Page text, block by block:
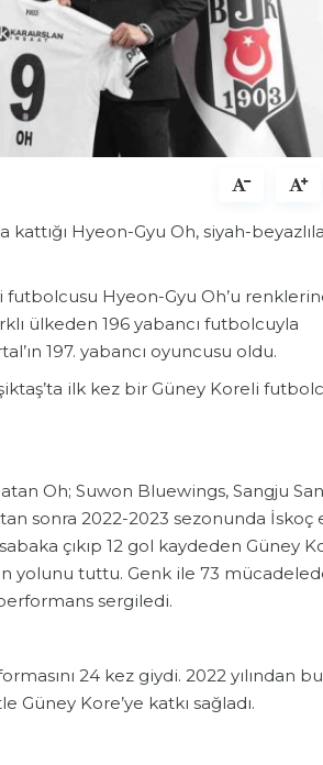
Hyeon-Gyu Oh, siyah-
futbolcusu Hyeon-Gyu Oh’u
ülkeden 196 yabancı futbolcuyla
197. yabancı oyuncusu oldu.
ilk kez bir Güney Koreli
Oh; Suwon Bluewings, Sangju
sonra 2022-2023 sezonunda İskoç
çıkıp 12 gol kaydeden Güney
yolunu tuttu. Genk ile 73
sergiledi.
24 kez giydi. 2022 yılından
Güney Kore’ye katkı sağladı.
SPOR